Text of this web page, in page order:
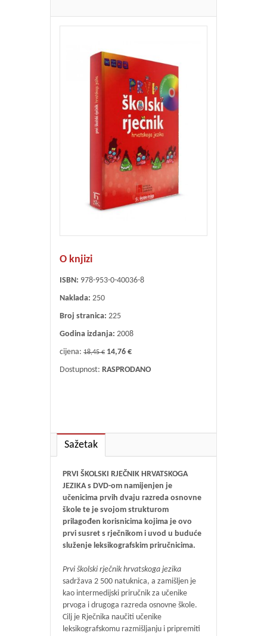
O knjizi
ISBN: 978-953-0-40036-8
Naklada: 250
Broj stranica: 225
Godina izdanja: 2008
cijena: 18,45 € 14,76 €
Dostupnost: RASPRODANO
Sažetak
PRVI ŠKOLSKI RJEČNIK HRVATSKOGA
JEZIKA s DVD-om namijenjen je
učenicima prvih dvaju razreda osnovne
škole te je svojom strukturom
prilagođen korisnicima kojima je ovo
prvi susret s rječnikom i uvod u buduće
služenje leksikografskim priručnicima.
Prvi školski rječnik hrvatskoga jezika
sadržava 2 500 natuknica, a zamišljen je
kao intermedijski priručnik za učenike
prvoga i drugoga razreda osnovne škole.
Cilj je Rječnika naučiti učenike
leksikografskomu razmišljanju i pripremiti